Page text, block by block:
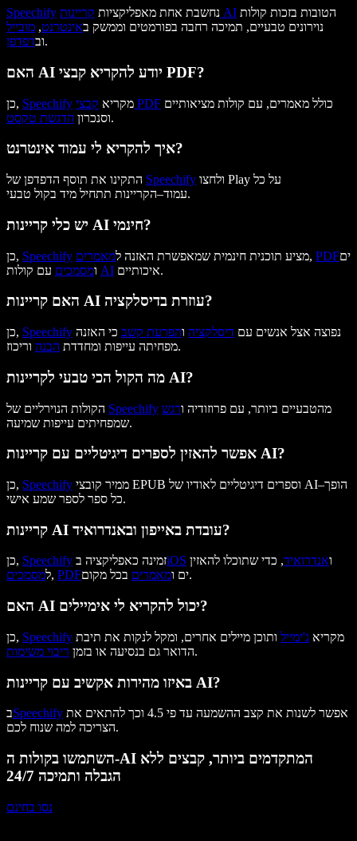
Speechify נחשבת אחת מאפליקציות קריינות AI
נוירונים טבעיים, תמיכה רחבה בפורמטים וממשק באינטרנט, מובייל
ובדפדפן .
האם AI יודע להקריא קבצי PDF?
כן, Speechify מקריא קבצי PDF
וסנכרון הדגשת טקסט .
איך להקריא לי עמוד אינטרנט?
Speechify
עמוד–הקריינות תתחיל מיד בקול טבעי.
יש כלי קריינות AI חינמי?
כן, Speechify מציע תוכנית חינמית שמאפשרת האזנה למאמרים , PDFים
ומסמכים AI איכותיים.
האם קריינות AI עוזרת בדיסלקציה?
כן, Speechify נפוצה אצל אנשים עם דיסלקציה והפרעת קשב כי האזנה
מפחיתה עייפות ומחדדת הבנה וריכוז.
מה הקול הכי טבעי לקריינות AI?
Speechify מהטבעיים ביותר, עם פרוזודיה ורגש
שמפחיתים עייפות שמיעה.
אפשר להאזין לספרים דיגיטליים עם קריינות AI?
כן, Speechify
כל ספר לספר שמע אישי.
קריינות AI עובדת באייפון ובאנדרואיד?
כן, Speechify זמינה כאפליקציה בiOS ואנדרואיד, כדי שתוכלו להאזין
למסמכים , PDF ים ומאמרים בכל מקום.
האם AI יכול להקריא לי אימיילים?
כן, Speechify מקריא ג'ימייל ותוכן מיילים אחרים, ומקל לנקות את תיבת
הדואר גם בנסיעה או בזמן ריבוי משימות .
באיזו מהירות אקשיב עם קריינות AI?
בSpeechify
הצריכה למה שנוח לכם.
השתמשו בקולות ה-AI המתקדמים ביותר, קבצים ללא
הגבלה ותמיכה 24/7
נסו בחינם